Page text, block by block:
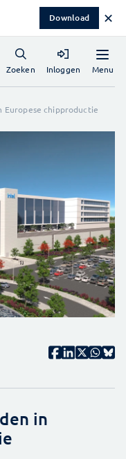
Download ✕
Menu
Zoeken Inloggen
chipproductie
in